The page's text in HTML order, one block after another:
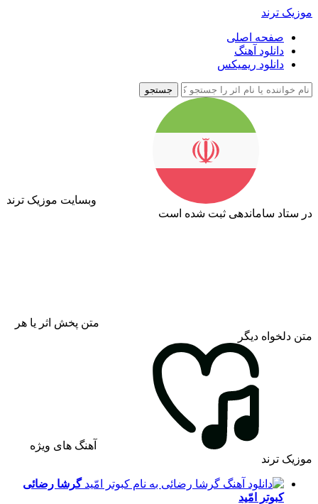
موزیک ترند
صفحه اصلی
دانلود آهنگ
دانلود ریمیکس
جستجو
وبسایت موزیک ترند
در ستاد ساماندهی ثبت شده است
متن پخش اثر یا هر
متن دلخواه دیگر
آهنگ های ویژه
موزیک ترند
گرشا رضائی
کبوتر امّید